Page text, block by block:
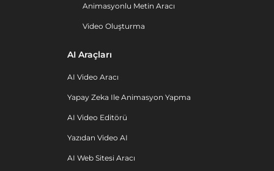
Animasyonlu Metin Aracı
Video Oluşturma
AI Araçları
AI Video Aracı
Yapay Zeka Ile Animasyon Yapma
AI Video Editörü
Yazıdan Video AI
AI Web Sitesi Aracı